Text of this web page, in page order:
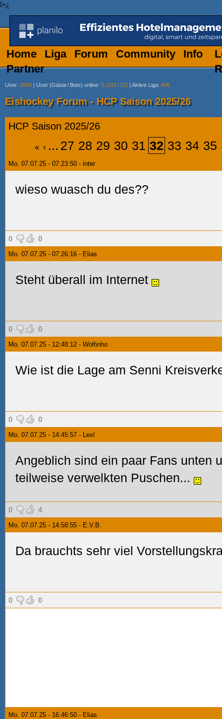
ï»¿
Home Liga Forum Community
Info
Partner
User: 2064 | User (Gäste/ Bots) online: 0 (101 / 12) | Aktive Liga: AHL
Eishockey Forum - HCP Saison 2025/26
HCP Saison 2025/26
« ‹ ... 27 28 29 30 31 32 33 34 35
Mo. 07.07.25 - 07:23:50 - inter
wieso wuasch du des??
0 0
Mo. 07.07.25 - 07:26:16 - Elias
Steht überall im Internet
0 0
Mo. 07.07.25 - 12:48:12 - Wolfinho
Wie ist die Lage am Senni
0 0
Mo. 07.07.25 - 14:45:57 - Lexl
Angeblich sind ein paar Fans unten
teilweise verwelkten Puschen...
0 4
Mo. 07.07.25 - 14:58:55 - E.V.B.
Da brauchts sehr viel
0 0
Mo. 07.07.25 - 16:46:50 - Elias